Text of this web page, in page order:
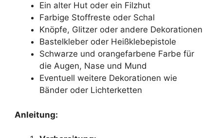
Ein alter Hut oder ein Filzhut
Farbige Stoffreste oder Schal
Knöpfe, Glitzer oder andere Dekorationen
Bastelkleber oder Heißklebepistole
Schwarze und orangefarbene Farbe für
die Augen, Nase und Mund
Eventuell weitere Dekorationen wie
Bänder oder Lichterketten
Anleitung: